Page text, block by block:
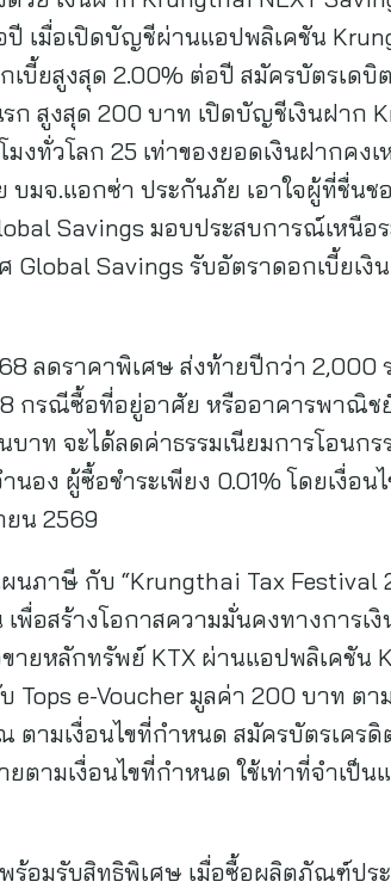
เมื่อเปิดบัญชีผ่านแอปพลิเคชัน
เบี้ยสูงสุด 2.00% ต่อปี สมัครบัตรเดบิ
ก สูงสุด 200 บาท เปิดบัญชีเงินฝาก
ทั่วโลก 25 เท่าของยอดเงินฝากคงเ
มจ.แอกซ่า ประกันภัย เอาใจผู้ที่ชื่นช
Savings มอบประสบการณ์เหนือ
Global Savings รับอัตราดอกเบี้ยเงิ
ลดราคาพิเศษ ส่งท้ายปีกว่า 2,000
กรณีซื้อที่อยู่อาศัย หรืออาคารพาณิช
าท จะได้ลดค่าธรรมเนียมการโอนกร
อง ผู้ซื้อชำระเพียง 0.01% โดยเงื่อน
น 2569
นภาษี กับ “Krungthai Tax Festival
อสร้างโอกาสความมั่นคงทางการเ
ยหลักทรัพย์ KTX ผ่านแอปพลิเคชัน
e-Voucher มูลค่า 200 บาท ตา
ามเงื่อนไขที่กำหนด สมัครบัตรเครดิ
ามเงื่อนไขที่กำหนด ใช้เท่าที่จำเป็น
ร้อมรับสิทธิพิเศษ เมื่อซื้อผลิตภัณฑ์ปร